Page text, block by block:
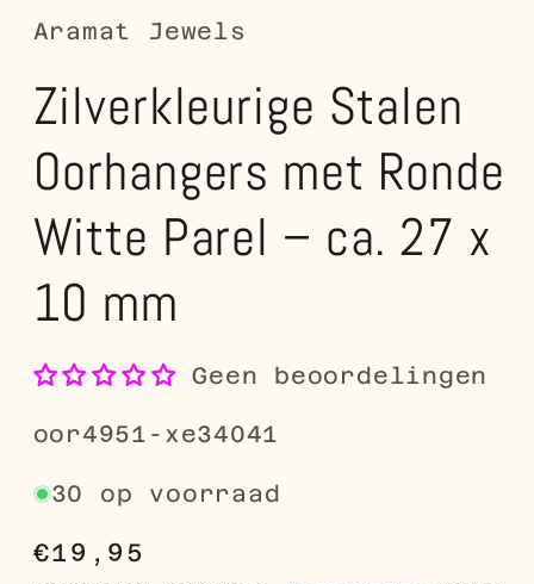
Aramat Jewels
Zilverkleurige Stalen
Oorhangers met Ronde
Witte Parel – ca. 27 x
10 mm
Geen beoordelingen
SKU:
oor4951-xe34041
30 op voorraad
Normale
€19,95